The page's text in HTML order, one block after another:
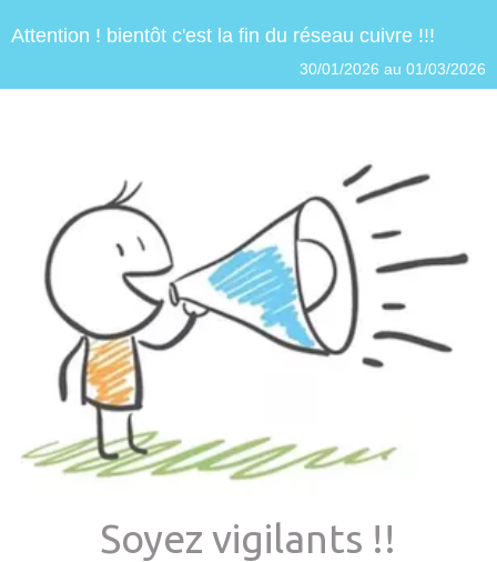
Attention ! bientôt c'est la fin du réseau cuivre !!!
30/01/2026 au 01/03/2026
Soyez vigilants !!